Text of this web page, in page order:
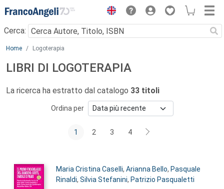
Menu
Cerca:
Main content
Home Logoterapia
LIBRI DI LOGOTERAPIA
La ricerca ha estratto dal catalogo 33 titoli
Ordina per
1 2 3 4
Autori:
Maria Cristina Caselli, Arianna Bello, Pasquale
Rinaldi, Silvia Stefanini, Patrizio Pasqualetti